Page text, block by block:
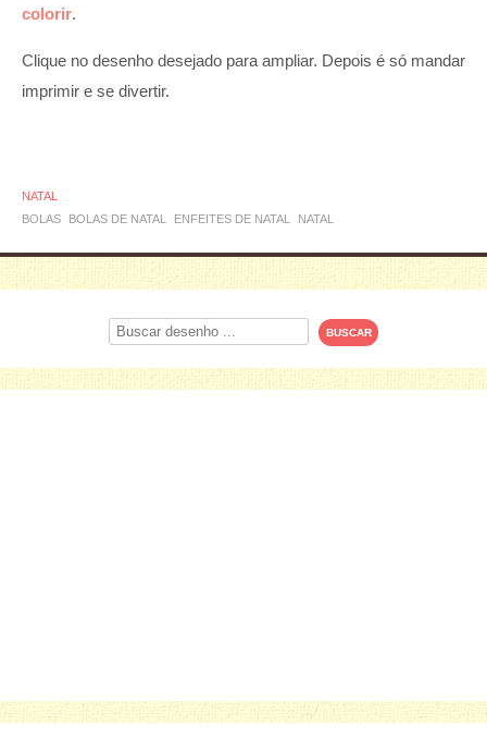
colorir.
Clique no desenho desejado para ampliar. Depois é só mandar
imprimir e se divertir.
NATAL
BOLAS
BOLAS DE NATAL ENFEITES DE NATAL NATAL
Procurar